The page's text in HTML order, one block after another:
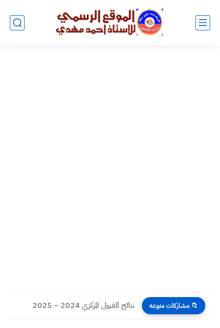
📁 مشاركات منوعه نتائج القبول المركزي 2024 – 2025